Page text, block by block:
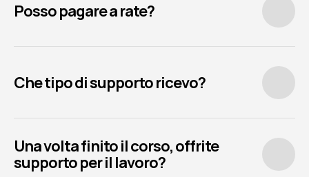
Posso pagare a rate?
Che tipo di supporto ricevo?
Una volta finito il corso, offrite
supporto per il lavoro?